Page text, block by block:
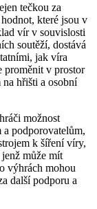
tečkou za
které jsou v
vír v souvislosti
soutěží, dostává
jak víra
proměnit v prostor
hřišti a osobní
možnost
a podporovatelům,
k šíření víry,
může mít
výhrách mohou
další podporu a